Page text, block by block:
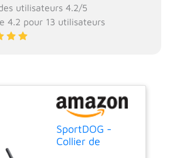
utilisateurs 4.2/5
4.2 pour 13 utilisateurs
SportDOG -
Collier de